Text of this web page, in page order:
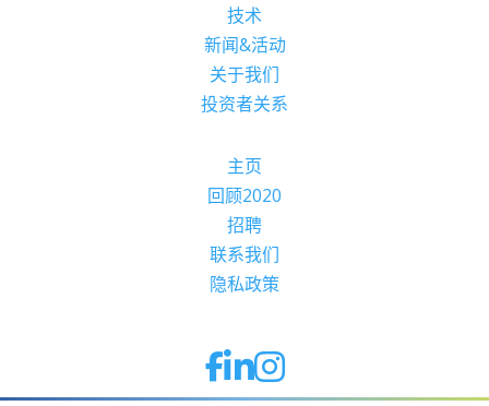
技术
新闻&活动
关于我们
投资者关系
主页
回顾2020
招聘
联系我们
隐私政策